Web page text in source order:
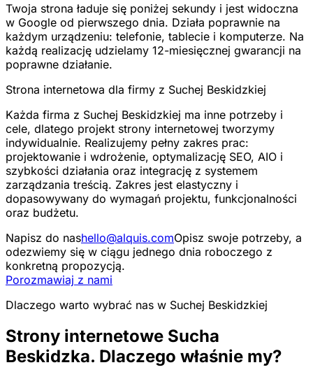
Twoja strona ładuje się poniżej sekundy i jest widoczna
w Google od pierwszego dnia. Działa poprawnie na
każdym urządzeniu: telefonie, tablecie i komputerze. Na
każdą realizację udzielamy 12-miesięcznej gwarancji na
poprawne działanie.
Strona internetowa dla firmy z Suchej Beskidzkiej
Każda firma z Suchej Beskidzkiej ma inne potrzeby i
cele, dlatego projekt strony internetowej tworzymy
indywidualnie. Realizujemy pełny zakres prac:
projektowanie i wdrożenie, optymalizację SEO, AIO i
szybkości działania oraz integrację z systemem
zarządzania treścią. Zakres jest elastyczny i
dopasowywany do wymagań projektu, funkcjonalności
oraz budżetu.
Napisz do nashello@alquis.comOpisz swoje potrzeby, a
odezwiemy się w ciągu jednego dnia roboczego z
konkretną propozycją.
Porozmawiaj z nami
Dlaczego warto wybrać nas w Suchej Beskidzkiej
Strony internetowe Sucha
Beskidzka. Dlaczego właśnie my?